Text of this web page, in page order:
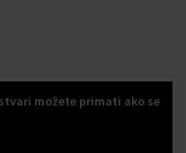
možete primati ako se